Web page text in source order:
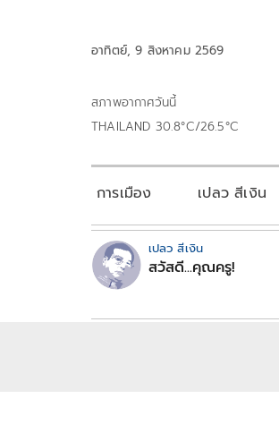
อาทิตย์, 9 สิงหาคม 2569
สภาพอากาศวันนี้
THAILAND 30.8°C/26.5°C
การเมือง เปลว สีเงิน
เปลว สีเงิน
สวัสดี...คุณครู!